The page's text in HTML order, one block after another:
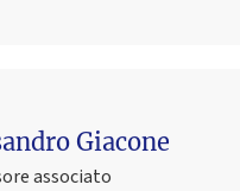
Giacone
associato
delle istituzioni: Ordine di
passaggio